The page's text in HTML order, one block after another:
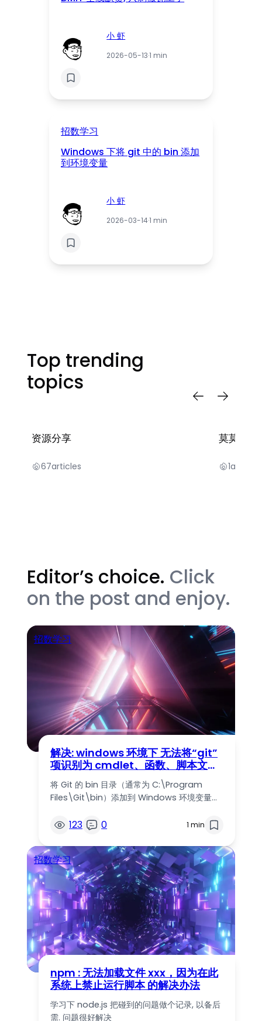
小 虾
2026-05-13·1 min
招数学习
Windows 下将 git 中的 bin 添加
到环境变量
小 虾
2026-03-14·1 min
Top trending
topics
资源分享
67articles
莫莫宝贝
1articles
Editor’s choice. Click
on the post and enjoy.
招数学习
解决: windows 环境下 无法将“git”
项识别为 cmdlet、函数、脚本文件
或可运行程序的名称
将 Git 的 bin 目录（通常为 C:\Program
Files\Git\bin）添加到 Windows 环境变量…
123 0 1 min
招数学习
npm : 无法加载文件 xxx，因为在此
系统上禁止运行脚本 的解决办法
学习下 node.js 把碰到的问题做个记录, 以备后
需. 问题很好解决